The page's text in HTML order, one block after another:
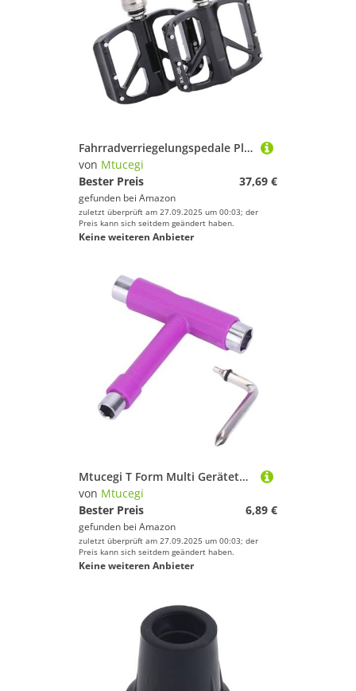
Fitnesszubehör von Mtucegi
Handschuhe von Mtucegi
Kletterausrüstung von Mtucegi
Schläger & Stöcke von Mtucegi
Brillen von Mtucegi
Messgeräte von Mtucegi
Gewichte von Mtucegi
Wintersportausrüstung von Mtucegi
Bälle von Mtucegi Lampen von Mtucegi
Fahrradverriegelungspedale Plattenadapter Wandler Straßenkonvertion Für Verschiedene Radsportsysteme Hohe Lastkapazität
von Mtucegi
Bester Preis
37,69 €
gefunden bei Amazon
zuletzt überprüft am 27.09.2025 um 00:03; der
Preis kann sich seitdem geändert haben.
Keine weiteren Anbieter
Mtucegi T Form Multi Gerätetool Für Skateboards Elektrische Scooter Snowboard Professionelles Anpassung Von Schraubenschlüssel Und Kompaktes Professionelles Skateboard Werkzeug
von Mtucegi
Bester Preis
6,89 €
gefunden bei Amazon
zuletzt überprüft am 27.09.2025 um 00:03; der
Preis kann sich seitdem geändert haben.
Keine weiteren Anbieter